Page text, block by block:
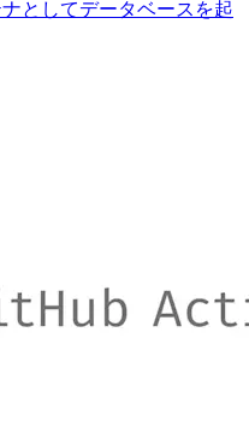
としてデータベースを起